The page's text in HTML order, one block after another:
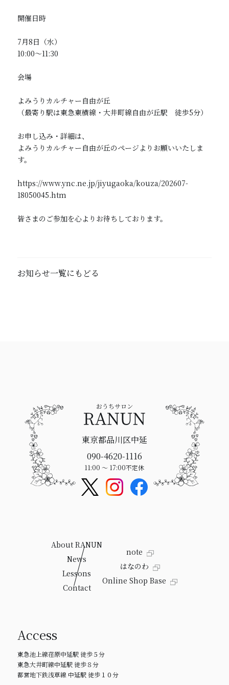
開催日時
7月8日（水）
10:00〜11:30
会場
よみうりカルチャー自由が丘
（最寄り駅は東急東横線・大井町線自由が丘駅　徒歩5分）
お申し込み・詳細は、
よみうりカルチャー自由が丘のページよりお願いいたしま
す。
https://www.ync.ne.jp/jiyugaoka/kouza/202607-
18050045.htm
皆さまのご参加を心よりお待ちしております。
お知らせ一覧にもどる
東京都品川区中延
090-4620-1116
11:00 〜 17:00不定休
About RANUN
News
Lessons
Contact
note
はなのわ
Online Shop Base
Access
東急池上線荏原中延駅 徒歩５分
東急大井町線中延駅 徒歩８分
都営地下鉄浅草線 中延駅 徒歩１０分